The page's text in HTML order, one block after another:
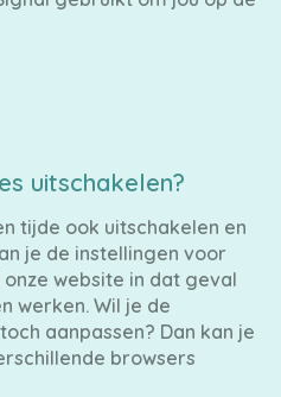
uitschakelen?
tijde ook uitschakelen en
je de instellingen voor
website in dat geval
werken. Wil je de
aanpassen? Dan kan je
browsers